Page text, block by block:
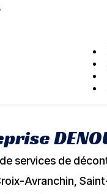
services de
Avranchin,